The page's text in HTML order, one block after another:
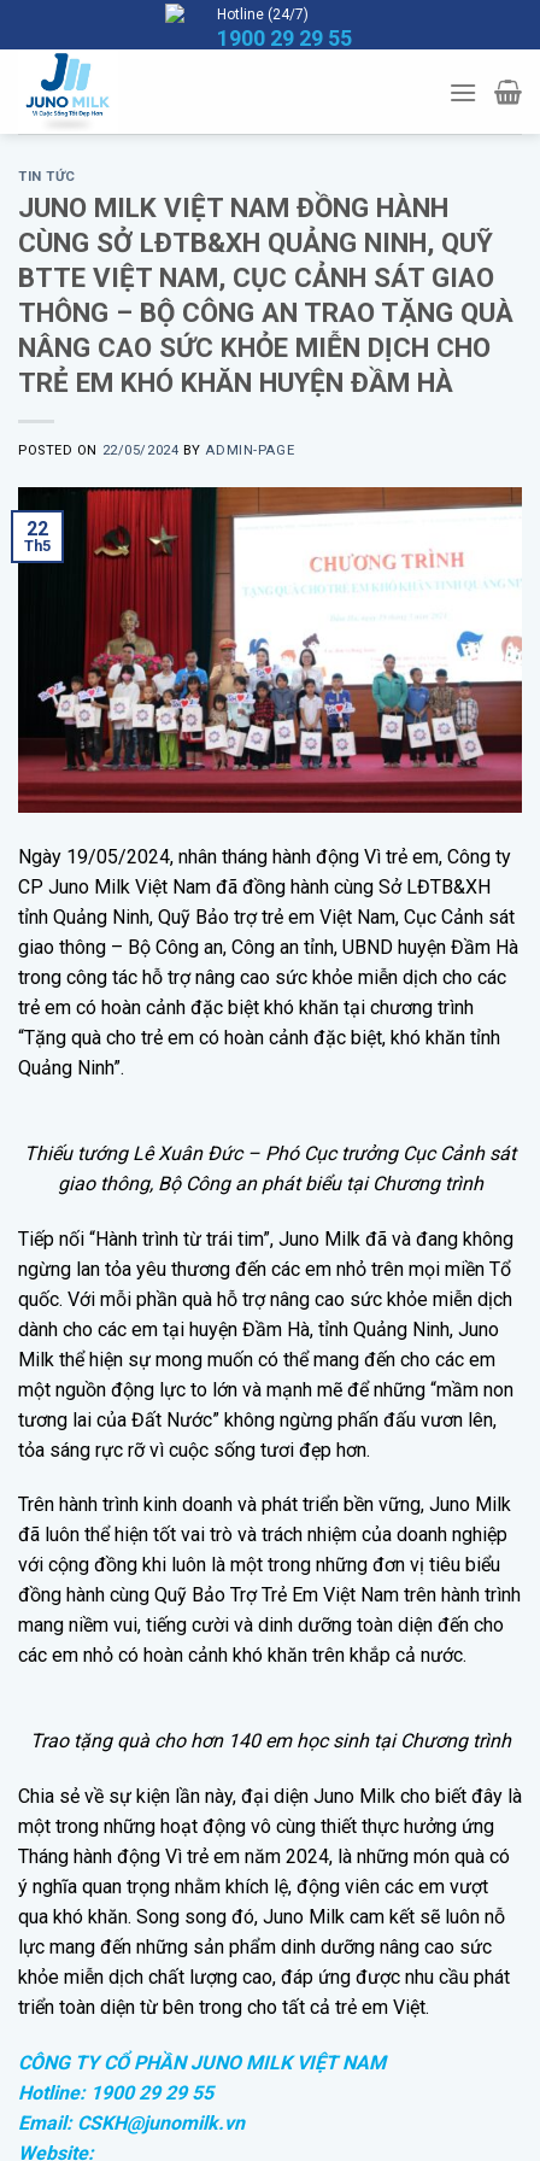
to
content
Hotline (24/7)
1900 29 29 55
TIN TỨC
JUNO MILK VIỆT NAM ĐỒNG HÀNH
CÙNG SỞ LĐTB&XH QUẢNG NINH, QUỸ
BTTE VIỆT NAM, CỤC CẢNH SÁT GIAO
THÔNG – BỘ CÔNG AN TRAO TẶNG QUÀ
NÂNG CAO SỨC KHỎE MIỄN DỊCH CHO
TRẺ EM KHÓ KHĂN HUYỆN ĐẦM HÀ
POSTED ON 22/05/2024 BY ADMIN-PAGE
22
Th5
Ngày 19/05/2024, nhân tháng hành động Vì trẻ em, Công ty
CP Juno Milk Việt Nam đã đồng hành cùng Sở LĐTB&XH
tỉnh Quảng Ninh, Quỹ Bảo trợ trẻ em Việt Nam, Cục Cảnh sát
giao thông – Bộ Công an, Công an tỉnh, UBND huyện Đầm Hà
trong công tác hỗ trợ nâng cao sức khỏe miễn dịch cho các
trẻ em có hoàn cảnh đặc biệt khó khăn tại chương trình
“Tặng quà cho trẻ em có hoàn cảnh đặc biệt, khó khăn tỉnh
Quảng Ninh”.
Thiếu tướng Lê Xuân Đức – Phó Cục trưởng Cục Cảnh sát
giao thông, Bộ Công an phát biểu tại Chương trình
Tiếp nối “Hành trình từ trái tim”, Juno Milk đã và đang không
ngừng lan tỏa yêu thương đến các em nhỏ trên mọi miền Tổ
quốc. Với mỗi phần quà hỗ trợ nâng cao sức khỏe miễn dịch
dành cho các em tại huyện Đầm Hà, tỉnh Quảng Ninh, Juno
Milk thể hiện sự mong muốn có thể mang đến cho các em
một nguồn động lực to lớn và mạnh mẽ để những “mầm non
tương lai của Đất Nước” không ngừng phấn đấu vươn lên,
tỏa sáng rực rỡ vì cuộc sống tươi đẹp hơn.
Trên hành trình kinh doanh và phát triển bền vững, Juno Milk
đã luôn thể hiện tốt vai trò và trách nhiệm của doanh nghiệp
với cộng đồng khi luôn là một trong những đơn vị tiêu biểu
đồng hành cùng Quỹ Bảo Trợ Trẻ Em Việt Nam trên hành trình
mang niềm vui, tiếng cười và dinh dưỡng toàn diện đến cho
các em nhỏ có hoàn cảnh khó khăn trên khắp cả nước.
Trao tặng quà cho hơn 140 em học sinh tại Chương trình
Chia sẻ về sự kiện lần này, đại diện Juno Milk cho biết đây là
một trong những hoạt động vô cùng thiết thực hưởng ứng
Tháng hành động Vì trẻ em năm 2024, là những món quà có
ý nghĩa quan trọng nhằm khích lệ, động viên các em vượt
qua khó khăn. Song song đó, Juno Milk cam kết sẽ luôn nỗ
lực mang đến những sản phẩm dinh dưỡng nâng cao sức
khỏe miễn dịch chất lượng cao, đáp ứng được nhu cầu phát
triển toàn diện từ bên trong cho tất cả trẻ em Việt.
CÔNG TY CỔ PHẦN JUNO MILK VIỆT NAM
Hotline: 1900 29 29 55
Email: CSKH@junomilk.vn
Website: